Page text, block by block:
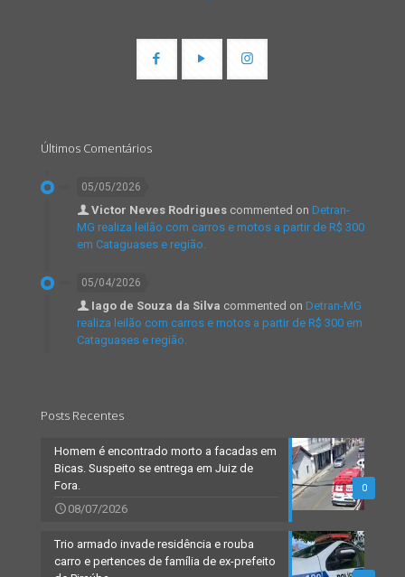
Últimos Comentários
05/05/2026
Victor Neves Rodrigues commented on Detran-
MG realiza leilão com carros e motos a partir de R$ 300
em Cataguases e região.
05/04/2026
Iago de Souza da Silva commented on Detran-MG
realiza leilão com carros e motos a partir de R$ 300 em
Cataguases e região.
Posts Recentes
0
Homem é encontrado morto a facadas em
Bicas. Suspeito se entrega em Juiz de
Fora.
08/07/2026
Trio armado invade residência e rouba
carro e pertences de família de ex-prefeito